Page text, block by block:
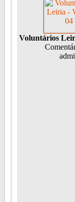
Voluntários